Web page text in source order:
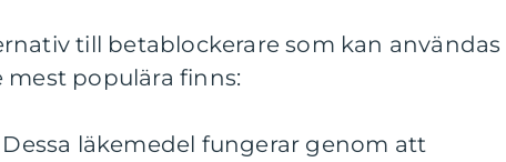
till betablockerare som kan användas
populära finns:
läkemedel fungerar genom att